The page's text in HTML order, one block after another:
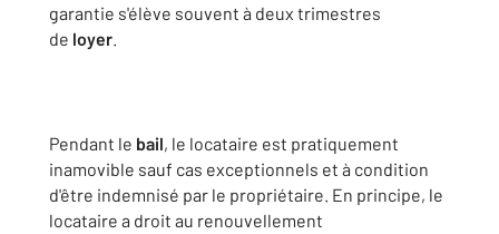
garantie s'élève souvent à deux trimestres
de loyer.
Pendant le bail, le locataire est pratiquement
inamovible sauf cas exceptionnels et à condition
d'être indemnisé par le propriétaire. En principe, le
locataire a droit au renouvellement